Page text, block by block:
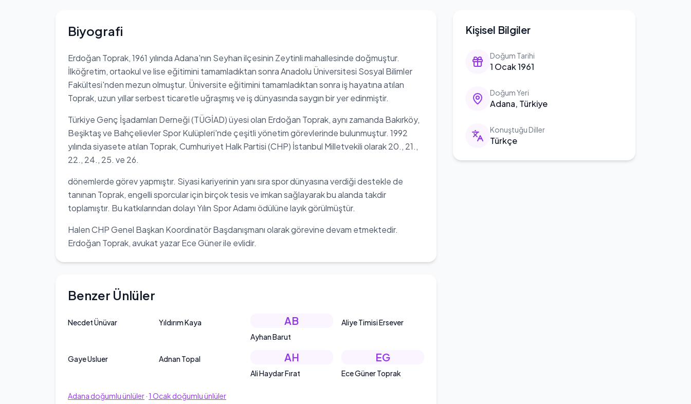
Kişisel Bilgiler
Doğum Tarihi
1 Ocak 1961
Doğum Yeri
Adana, Türkiye
Konuştuğu Diller
Türkçe
Biyografi
Erdoğan Toprak, 1961 yılında Adana'nın Seyhan ilçesinin Zeytinli mahallesinde doğmuştur.
İlköğretim, ortaokul ve lise eğitimini tamamladıktan sonra Anadolu Üniversitesi Sosyal Bilimler
Fakültesi'nden mezun olmuştur. Üniversite eğitimini tamamladıktan sonra iş hayatına atılan
Toprak, uzun yıllar serbest ticaretle uğraşmış ve iş dünyasında saygın bir yer edinmiştir.
Türkiye Genç İşadamları Derneği (TÜGİAD) üyesi olan Erdoğan Toprak, aynı zamanda Bakırköy,
Beşiktaş ve Bahçelievler Spor Kulüpleri'nde çeşitli yönetim görevlerinde bulunmuştur. 1992
yılında siyasete atılan Toprak, Cumhuriyet Halk Partisi (CHP) İstanbul Milletvekili olarak 20., 21.,
22., 24., 25. ve 26.
dönemlerde görev yapmıştır. Siyasi kariyerinin yanı sıra spor dünyasına verdiği destekle de
tanınan Toprak, engelli sporcular için birçok tesis ve imkan sağlayarak bu alanda takdir
toplamıştır. Bu katkılarından dolayı Yılın Spor Adamı ödülüne layık görülmüştür.
Halen CHP Genel Başkan Koordinatör Başdanışmanı olarak görevine devam etmektedir.
Erdoğan Toprak, avukat yazar Ece Güner ile evlidir.
Benzer Ünlüler
Necdet Ünüvar Yıldırım Kaya AB
Ayhan Barut
Aliye Timisi Ersever
Gaye Usluer Adnan Topal AH
Ali Haydar Fırat
EG
Ece Güner Toprak
Adana doğumlu ünlüler· 1 Ocak doğumlu ünlüler